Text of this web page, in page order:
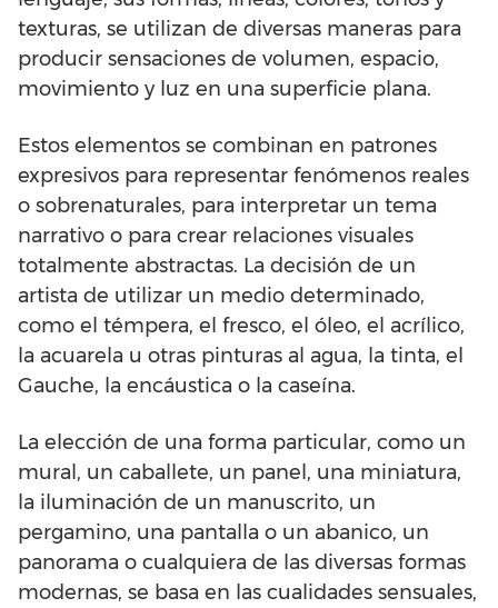
texturas, se utilizan de diversas maneras para
producir sensaciones de volumen, espacio,
movimiento y luz en una superficie plana.
Estos elementos se combinan en patrones
expresivos para representar fenómenos reales
o sobrenaturales, para interpretar un tema
narrativo o para crear relaciones visuales
totalmente abstractas. La decisión de un
artista de utilizar un medio determinado,
como el témpera, el fresco, el óleo, el acrílico,
la acuarela u otras pinturas al agua, la tinta, el
Gauche, la encáustica o la caseína.
La elección de una forma particular, como un
mural, un caballete, un panel, una miniatura,
la iluminación de un manuscrito, un
pergamino, una pantalla o un abanico, un
panorama o cualquiera de las diversas formas
modernas, se basa en las cualidades sensuales,